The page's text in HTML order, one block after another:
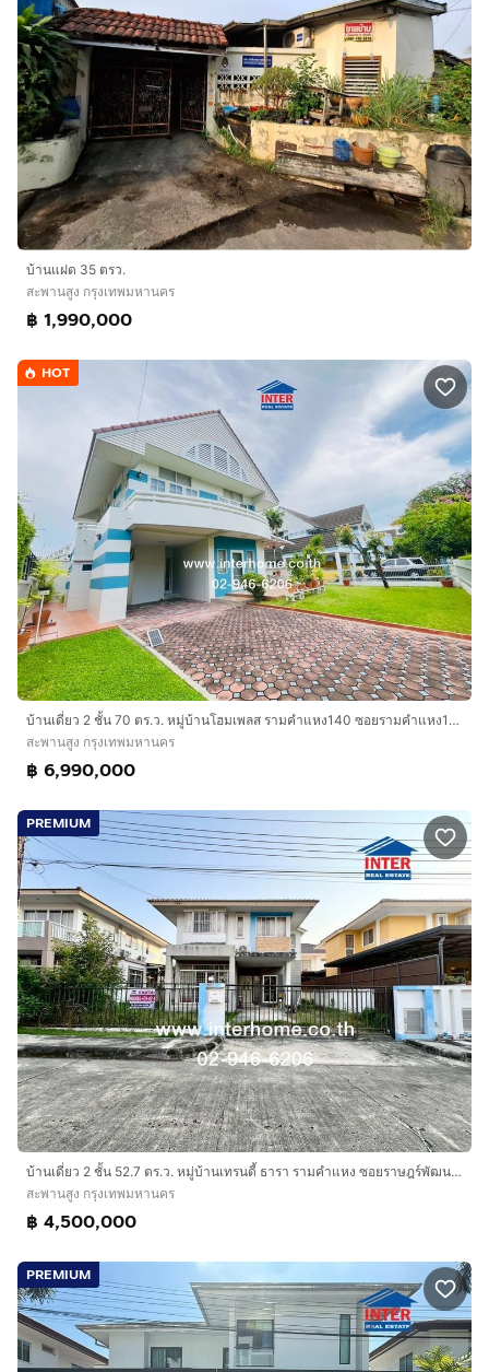
บ้านแฝด 35 ตรว.
สะพานสูง กรุงเทพมหานคร
฿ 1,990,000
HOT
บ้านเดี่ยว 2 ชั้น 70 ตร.ว. หมู่บ้านโฮมเพลส รามคำแหง140 ซอยรามคำแหง140 ถนนรามคำแหง ถนนราษฎร์พัฒนา เขตสะพานสูง กรุงเทพมหานคร
สะพานสูง กรุงเทพมหานคร
฿ 6,990,000
PREMIUM
บ้านเดี่ยว 2 ชั้น 52.7 ตร.ว. หมู่บ้านเทรนดี้ ธารา รามคำแหง ซอยราษฎร์พัฒนา23-1 ถนนรามคำแหง ถนนราษฎร์พัฒนา เขตสะพานสูง กรุงเทพมหานคร
สะพานสูง กรุงเทพมหานคร
฿ 4,500,000
PREMIUM